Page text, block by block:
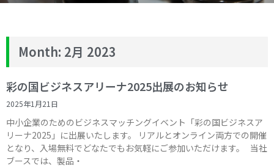
Month: 2月 2023
彩の国ビジネスアリーナ2025出展のお知らせ
2025年1月21日
中小企業のためのビジネスマッチングイベント「彩の国ビジネスア
リーナ2025」に出展いたします。 リアルとオンライン両方での開催
となり、入場無料でどなたでもお気軽にご参加いただけます。 当社
ブースでは、製品・